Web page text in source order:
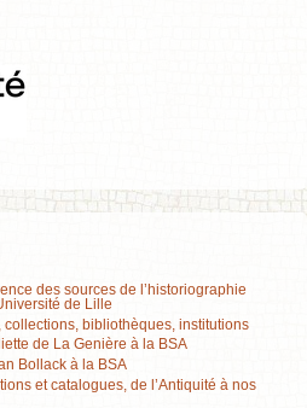
des sources de l’historiographie
de Lille
collections, bibliothèques, institutions
de La Genière à la BSA
Bollack à la BSA
et catalogues, de l’Antiquité à nos